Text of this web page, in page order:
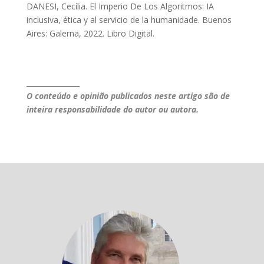
DANESI, Cecília. El Imperio De Los Algoritmos: IA
inclusiva, ética y al servicio de la humanidade. Buenos
Aires: Galerna, 2022. Libro Digital.
O conteúdo e opinião publicados neste artigo são de
inteira responsabilidade do autor ou autora.